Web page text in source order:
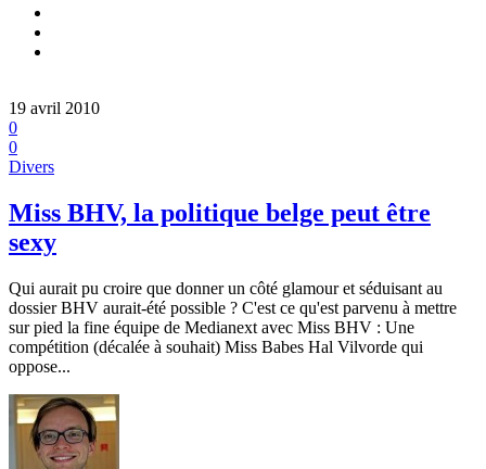
19 avril 2010
0
0
Divers
Miss BHV, la politique belge peut être
sexy
Qui aurait pu croire que donner un côté glamour et séduisant au
dossier BHV aurait-été possible ? C'est ce qu'est parvenu à mettre
sur pied la fine équipe de Medianext avec Miss BHV : Une
compétition (décalée à souhait) Miss Babes Hal Vilvorde qui
oppose...